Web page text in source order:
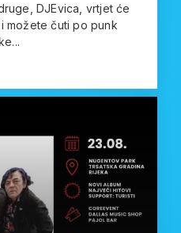
DJEvica, vrtjet će
možete čuti po punk